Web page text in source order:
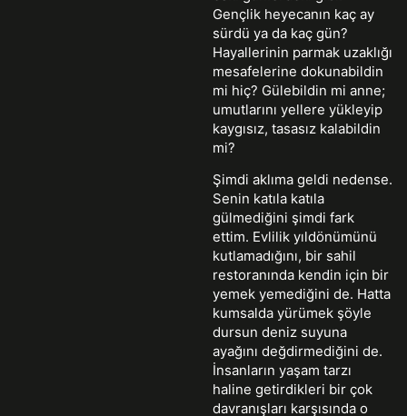
Gençlik heyecanın kaç ay
sürdü ya da kaç gün?
Hayallerinin parmak uzaklığı
mesafelerine dokunabildin
mi hiç? Gülebildin mi anne;
umutlarını yellere yükleyip
kaygısız, tasasız kalabildin
mi?
Şimdi aklıma geldi nedense.
Senin katıla katıla
gülmediğini şimdi fark
ettim. Evlilik yıldönümünü
kutlamadığını, bir sahil
restoranında kendin için bir
yemek yemediğini de. Hatta
kumsalda yürümek şöyle
dursun deniz suyuna
ayağını değdirmediğini de.
İnsanların yaşam tarzı
haline getirdikleri bir çok
davranışları karşısında o